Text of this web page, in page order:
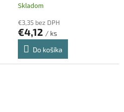
Skladom
€3,35 bez DPH
€4,12 / ks
Do košíka